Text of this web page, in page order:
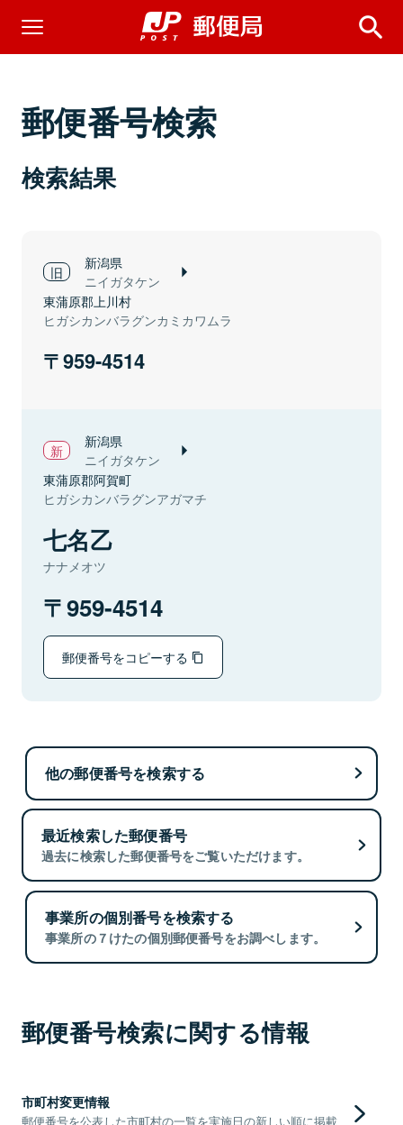
郵便番号検索
検索結果
新潟県
ニイガタケン
東蒲原郡上川村
ヒガシカンバラグンカミカワムラ
959-4514
新潟県
ニイガタケン
東蒲原郡阿賀町
ヒガシカンバラグンアガマチ
七名乙
ナナメオツ
959-4514
郵便番号をコピーする
他の郵便番号を検索する
最近検索した郵便番号
過去に検索した郵便番号をご覧いただけます。
事業所の個別番号を検索する
事業所の７けたの個別郵便番号をお調べします。
郵便番号検索に関する情報
市町村変更情報
郵便番号を公表した市町村の一覧を実施日の新しい順に掲載